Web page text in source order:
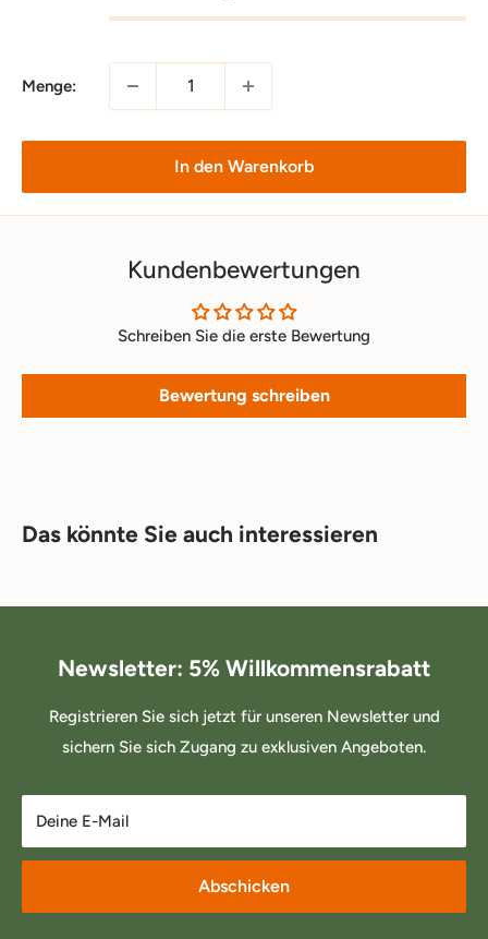
Menge:
In den Warenkorb
Kundenbewertungen
Schreiben Sie die erste Bewertung
Bewertung schreiben
Das könnte Sie auch interessieren
Newsletter: 5% Willkommensrabatt
Registrieren Sie sich jetzt für unseren Newsletter und
sichern Sie sich Zugang zu exklusiven Angeboten.
Deine E-Mail
Abschicken